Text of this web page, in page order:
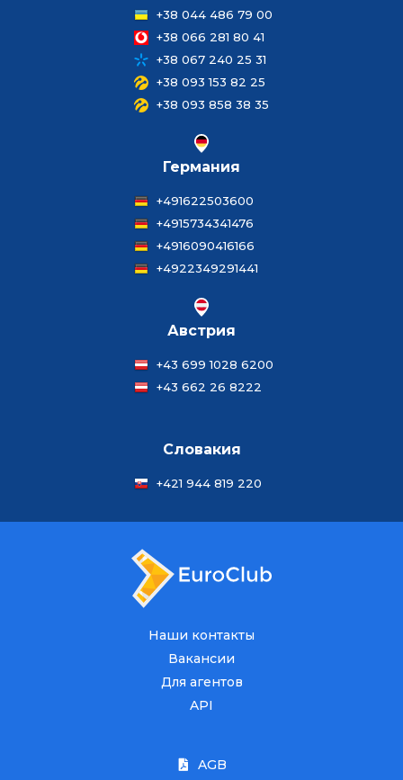
+38 044 486 79 00
+38 066 281 80 41
+38 067 240 25 31
+38 093 153 82 25
+38 093 858 38 35
Германия
+491622503600
+4915734341476
+4916090416166
+4922349291441
Австрия
+43 699 1028 6200
+43 662 26 8222
Словакия
+421 944 819 220
Наши контакты
Вакансии
Для агентов
API
AGB